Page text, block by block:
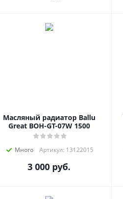
Масляный радиатор Ballu
Great BOH-GT-07W 1500
Много Артикул: 13122015
3 000 руб.